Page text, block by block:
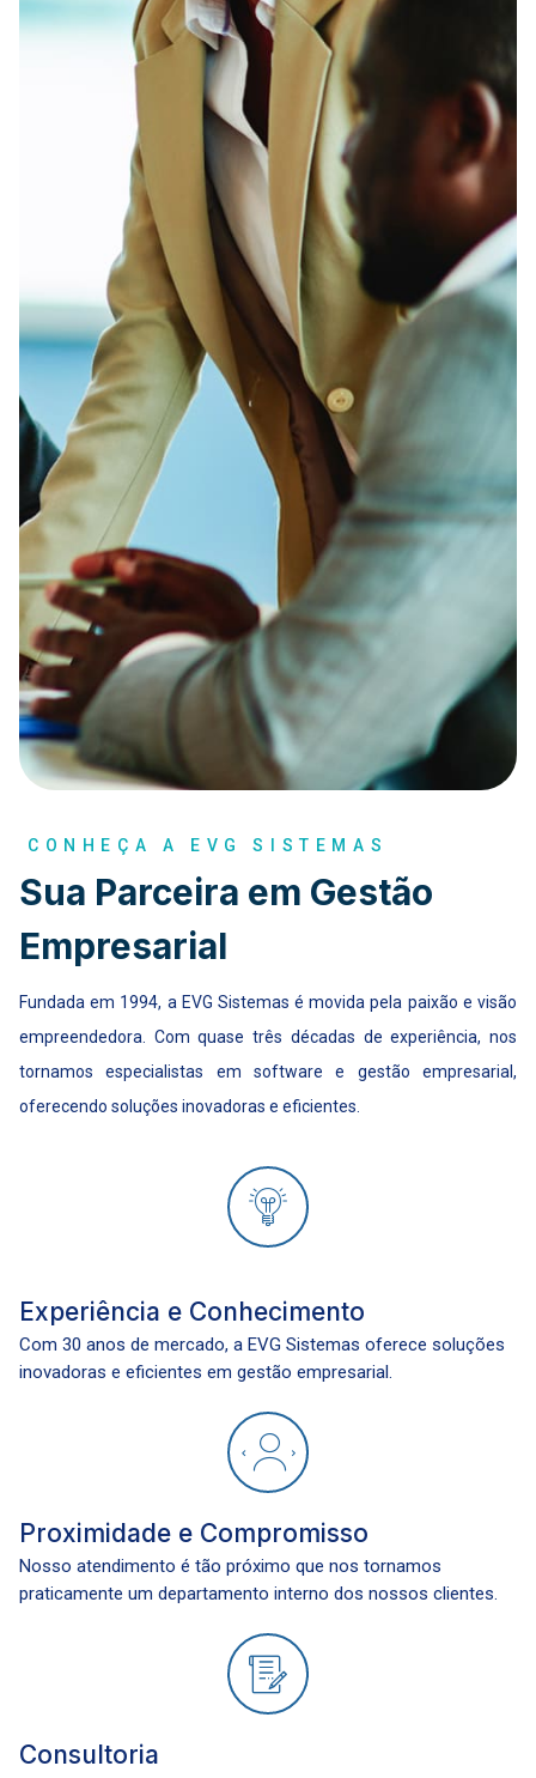
CONHEÇA A EVG SISTEMAS
Sua Parceira em Gestão
Empresarial
Fundada em 1994, a EVG Sistemas é movida pela paixão e visão
empreendedora. Com quase três décadas de experiência, nos
tornamos especialistas em software e gestão empresarial,
oferecendo soluções inovadoras e eficientes.
Experiência e Conhecimento
Com 30 anos de mercado, a EVG Sistemas oferece soluções
inovadoras e eficientes em gestão empresarial.
Proximidade e Compromisso
Nosso atendimento é tão próximo que nos tornamos
praticamente um departamento interno dos nossos clientes.
Consultoria